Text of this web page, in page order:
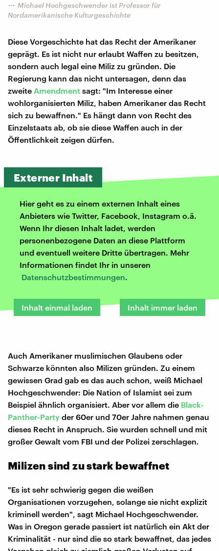
Michael Hochgeschwender ist Professor für
Nordamerikanische Kulturgeschichte
Diese Vorgeschichte hat das Recht der Amerikaner
geprägt. Es ist nicht nur erlaubt Waffen zu besitzen,
sondern auch legal eine Miliz zu gründen. Die
Regierung kann das nicht untersagen, denn das
zweite Amendment sagt: "Im Interesse einer
wohlorganisierten Miliz, haben Amerikaner das Recht
sich zu bewaffnen." Es hängt dann von Recht des
Einzelstaats ab, ob sie diese Waffen auch in der
Öffentlichkeit zeigen dürfen.
Externer Inhalt
Hier geht es zu einem externen Inhalt eines
Anbieters wie Twitter, Facebook, Instagram o.ä.
Wenn Ihr diesen Inhalt ladet, werden
personenbezogene Daten an diese Plattform
und eventuell weitere Dritte übertragen. Mehr
Informationen findet Ihr in unseren
Datenschutzbestimmungen.
Inhalt einmal laden Inhalt immer laden
Auch Amerikaner muslimischen Glaubens oder
Schwarze könnten also Milizen gründen. Zu einem
gewissen Grad gab es das auch schon, weiß Michael
Hochgeschwender: Die Nation of Islamist sei zum
Beispiel ähnlich organisiert. Aber vor allem die Black-
Panther-Party der 60er und 70er Jahre nahmen genau
dieses Recht in Anspruch. Sie wurden schnell und mit
großer Gewalt vom FBI und der Polizei zerschlagen.
Milizen sind zu stark bewaffnet
"Es ist sehr schwierig gegen die weißen
Organisationen vorzugehen, solange sie nicht explizit
kriminell werden", sagt Michael Hochgeschwender.
Was in Oregon gerade passiert ist natürlich ein Akt der
Kriminalität - nur sind die so stark bewaffnet, das jedes